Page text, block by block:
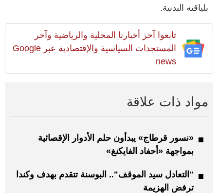
بلياقته البدنية.
تابعوا آخر أخبارنا المحلية والرياضية وآخر
المستجدات السياسية والإقتصادية عبر Google
news
مواد ذات علاقة
«نسور قرطاج» يبدأون حلم الأدوار الإقصائية
بمواجهة «أحفاد الفايكنغ»
"التعادل سيد الموقف".. البوسنة تتقدم بهدف وكندا
ترفض الهزيمة